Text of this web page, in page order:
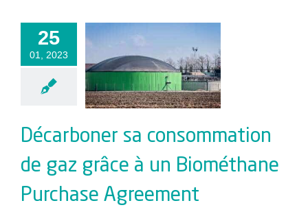
25
01, 2023
grâce à
Décarboner sa consommation
de gaz grâce à un Biométhane
Purchase Agreement